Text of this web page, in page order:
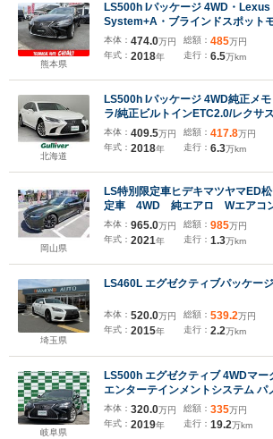
熊本県
LS500h Iパッケージ 4WD・
System+A・ブラインドスポット
気圧警告表示・ドア&トランクイー
パワートランクリッド・大型カラ
スプレイ・電動サンシェード
本体： 474.0万円
年式： 2018年
総額： 485万円
走行： 6.5万km
北海道
LS500h Iパッケージ 4WD純正メ
ラ/純正ビルトインETC2.0/レクサ
レーダークルーズコントロール/ブ
モニター/前席パワーシート/前席エ
本体： 409.5万円
年式： 2018年
総額： 417.8万円
走行： 6.3万km
岡山県
LS特別限定車ヒデキマツヤマED
定車 4WD 純エアロ Wエアコ
ェード パワーバックドア 茶革P
H・シートクーラ ナビTVBカメ
ーミラー 全方位 BSM Cソナー
本体： 965.0万円
年式： 2021年
総額： 985万円
走行： 1.3万km
埼玉県
LS460L エグゼクティブパッケージ
本体： 520.0万円
年式： 2015年
総額： 539.2万円
走行： 2.2万km
岐阜県
LS500h エグゼクティブ 4WDマー
エンターテインメントシステム パ
モニター HUD デジタルインナーミ
ー シートクーラー マッサージ機能
本体： 320.0万円
年式： 2019年
総額： 335万円
走行： 19.2万km